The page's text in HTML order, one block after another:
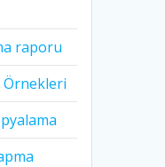
raporu
Örnekleri